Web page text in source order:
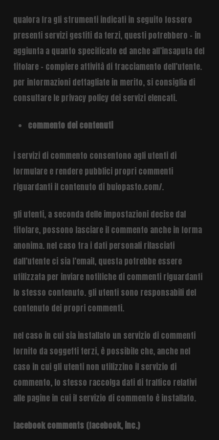
qualora fra gli strumenti indicati in seguito fossero
presenti servizi gestiti da terzi, questi potrebbero – in
aggiunta a quanto specificato ed anche all’insaputa del
titolare – compiere attività di tracciamento dell’utente.
per informazioni dettagliate in merito, si consiglia di
consultare le privacy policy dei servizi elencati.
commento dei contenuti
i servizi di commento consentono agli utenti di
formulare e rendere pubblici propri commenti
riguardanti il contenuto di buiopasto.com/.
gli utenti, a seconda delle impostazioni decise dal
titolare, possono lasciare il commento anche in forma
anonima. nel caso tra i dati personali rilasciati
dall’utente ci sia l’email, questa potrebbe essere
utilizzata per inviare notifiche di commenti riguardanti
lo stesso contenuto. gli utenti sono responsabili del
contenuto dei propri commenti.
nel caso in cui sia installato un servizio di commenti
fornito da soggetti terzi, è possibile che, anche nel
caso in cui gli utenti non utilizzino il servizio di
commento, lo stesso raccolga dati di traffico relativi
alle pagine in cui il servizio di commento è installato.
facebook comments (facebook, inc.)